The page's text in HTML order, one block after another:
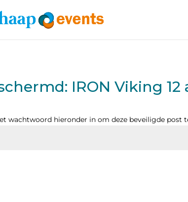
IRON Viking 12
wachtwoord hieronder in om deze beveiligde post